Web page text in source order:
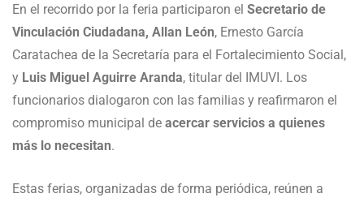
En el recorrido por la feria participaron el Secretario de
Vinculación Ciudadana, Allan León, Ernesto García
Caratachea de la Secretaría para el Fortalecimiento Social,
y Luis Miguel Aguirre Aranda, titular del IMUVI. Los
funcionarios dialogaron con las familias y reafirmaron el
compromiso municipal de acercar servicios a quienes
más lo necesitan.
Estas ferias, organizadas de forma periódica, reúnen a